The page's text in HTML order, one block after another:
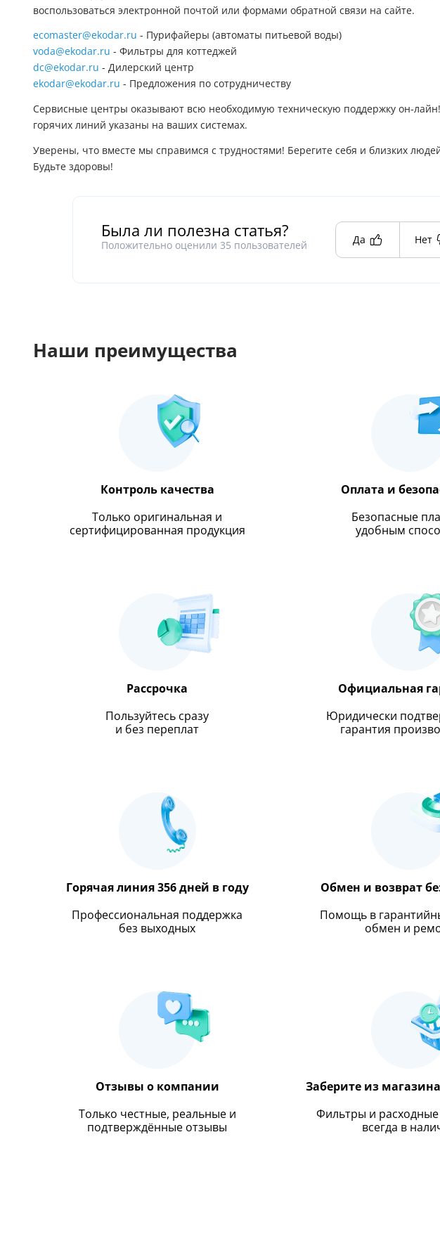
воспользоваться электронной почтой или формами обратной связи на сайте.
ecomaster@ekodar.ru - Пурифайеры (автоматы питьевой воды)
voda@ekodar.ru - Фильтры для коттеджей
dc@ekodar.ru - Дилерский центр
ekodar@ekodar.ru - Предложения по сотрудничеству
Сервисные центры оказывают всю необходимую техническую поддержку он-
горячих линий указаны на ваших системах.
Уверены, что вместе мы справимся с трудностями! Берегите себя и близких
Будьте здоровы!
Была ли полезна статья?
Положительно оценили 35 пользователей Да Нет
Наши преимущества
Контроль качества
Только оригинальная и
сертифицированная продукция
Оплата и
Безопасные
удобным
Рассрочка
Пользуйтесь сразу
и без переплат
Официальная
Юридически
гарантия
Горячая линия 356 дней в году
Профессиональная поддержка
без выходных
Обмен и возврат
Помощь в
обмен и
Отзывы о компании
Только честные, реальные и
подтверждённые отзывы
Заберите из
Фильтры и
всегда в